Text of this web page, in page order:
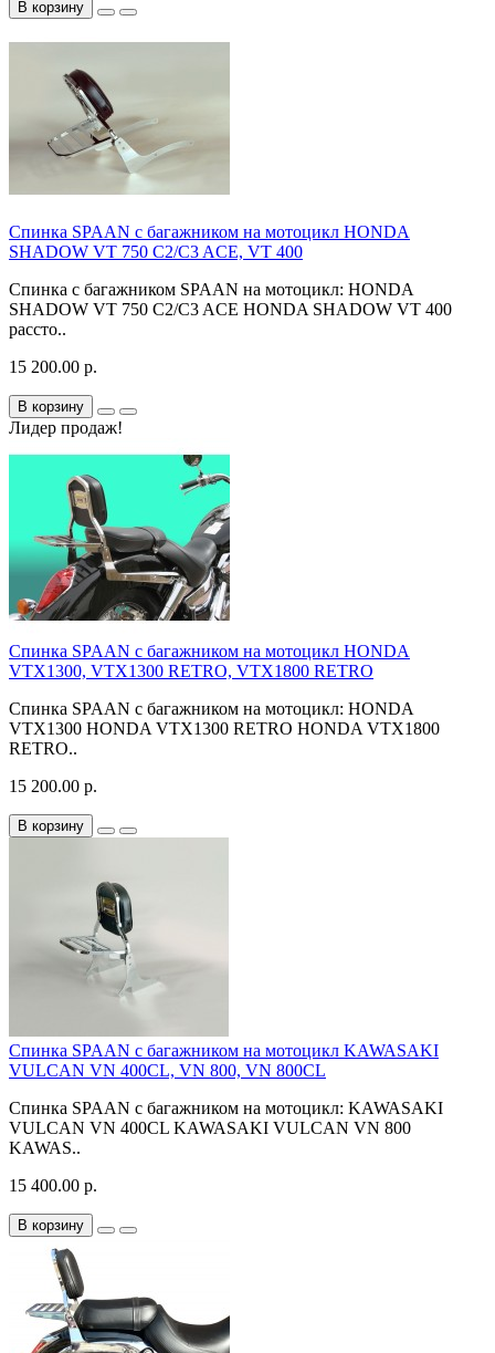
В корзину
Спинка SPAAN с багажником на мотоцикл HONDA
SHADOW VT 750 C2/C3 ACE, VT 400
Спинка с багажником SPAAN на мотоцикл: HONDA
SHADOW VT 750 C2/C3 ACE HONDA SHADOW VT 400
рассто..
15 200.00 р.
В корзину
Лидер продаж!
Спинка SPAAN с багажником на мотоцикл HONDA
VTX1300, VTX1300 RETRO, VTX1800 RETRO
Спинка SPAAN с багажником на мотоцикл: HONDA
VTX1300 HONDA VTX1300 RETRO HONDA VTX1800
RETRO..
15 200.00 р.
В корзину
Спинка SPAAN с багажником на мотоцикл KAWASAKI
VULCAN VN 400CL, VN 800, VN 800CL
Спинка SPAAN с багажником на мотоцикл: KAWASAKI
VULCAN VN 400CL KAWASAKI VULCAN VN 800
KAWAS..
15 400.00 р.
В корзину